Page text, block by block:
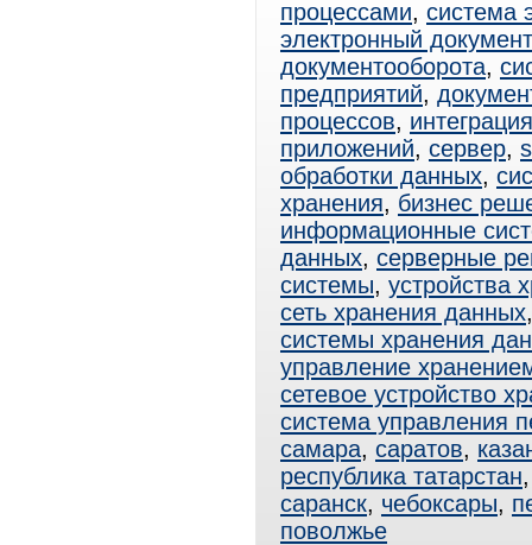
процессами, система
электронный
документооборота,
предприятий,
процессов, интеграция
приложений, сервер,
обработки данных,
хранения, бизнес
информационные
данных, серверные
системы, устройства
сеть хранения данных
системы хранения
управление
сетевое устройство
система управления
самара, саратов,
республика татарстан
саранск, чебоксары,
поволжье